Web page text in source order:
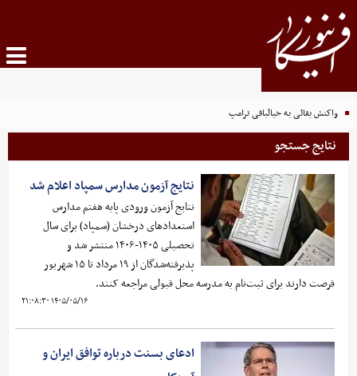
واکنش بقائی به خیالبافی ترامپ
نتایج جستجو
نتایج آزمون مدارس سمپاد اعلام شد
نتایج آزمون ورودی پایه هفتم مدارس
استعدادهای درخشان (سمپاد) برای سال
تحصیلی ۱۴۰۵-۱۴۰۶ منتشر شد و
پذیرفته‌شدگان از ۱۹ مرداد تا ۱۵ شهریور
فرصت دارند برای ثبت‌نام به مدرسه محل قبولی مراجعه کنند.
۱۴۰۵/۰۵/۱۶ ۲۱:۰۸:۳۰
ادعای بسنت درباره توافق ایران و